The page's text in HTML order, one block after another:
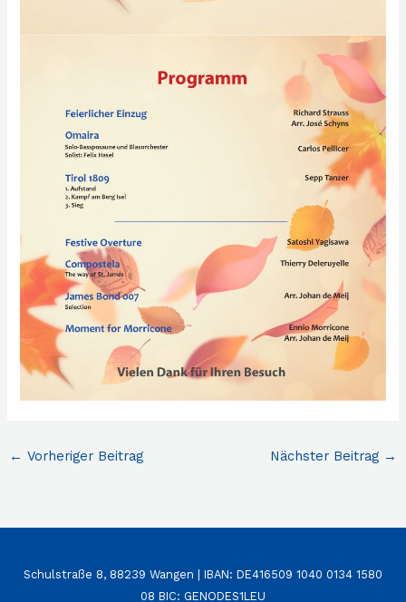
← Vorheriger Beitrag Nächster Beitrag →
Schulstraße 8, 88239 Wangen | IBAN: DE416509 1040 0134 1580
08 BIC: GENODES1LEU